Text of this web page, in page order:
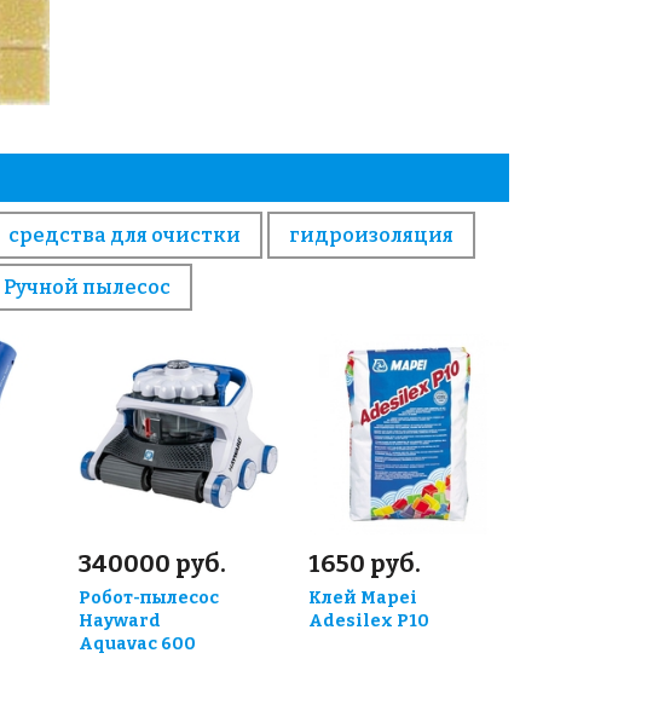
средства для очистки гидроизоляция
Ручной пылесос
340000 руб.
Робот-пылесос
Hayward
Aquavac 600
1650 руб.
Клей Mapei
Adesilex P10